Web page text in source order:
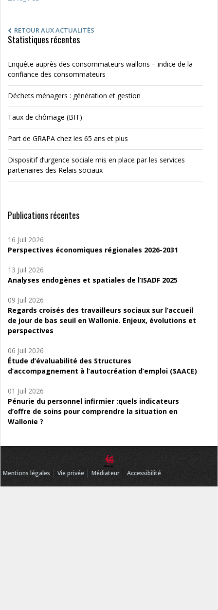
RETOUR AUX ACTUALITÉS
Statistiques récentes
Enquête auprès des consommateurs wallons – indice de la
confiance des consommateurs
Déchets ménagers : génération et gestion
Taux de chômage (BIT)
Part de GRAPA chez les 65 ans et plus
Dispositif d’urgence sociale mis en place par les services
partenaires des Relais sociaux
Publications récentes
16 Juil 2026
Perspectives économiques régionales 2026-2031
13 Juil 2026
Analyses endogènes et spatiales de l’ISADF 2025
09 Juil 2026
Regards croisés des travailleurs sociaux sur l’accueil
de jour de bas seuil en Wallonie. Enjeux, évolutions et
perspectives
06 Juil 2026
Étude d’évaluabilité des Structures
d’accompagnement à l’autocréation d’emploi (SAACE)
01 Juil 2026
Pénurie du personnel infirmier :quels indicateurs
d’offre de soins pour comprendre la situation en
Wallonie ?
Mentions légales Vie privée Médiateur Accessibilité